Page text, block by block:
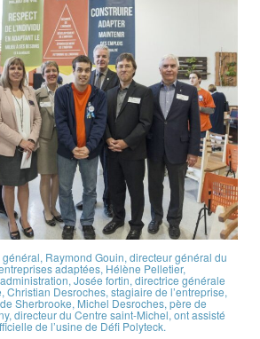
Raymond Gouin, directeur général du
adaptées, Hélène Pelletier,
Josée fortin, directrice générale
Desroches, stagiaire de l’entreprise,
Sherbrooke, Michel Desroches, père de
directeur du Centre saint-Michel, ont assisté
de l’usine de Défi Polyteck.